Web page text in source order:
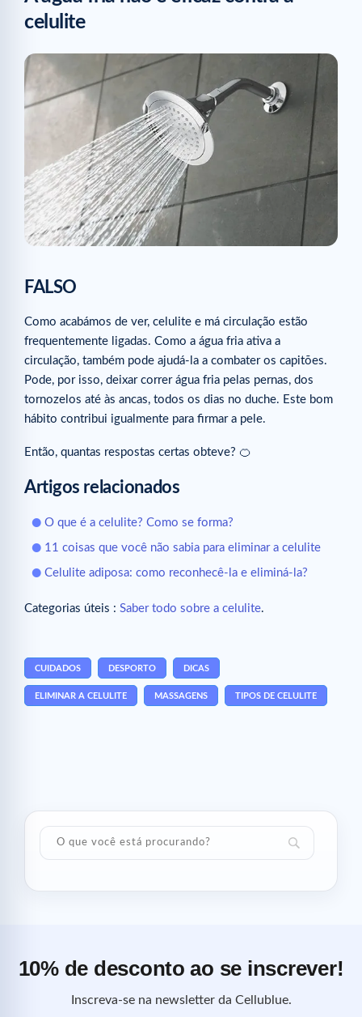
celulite
FALSO
Como acabámos de ver, celulite e má circulação estão
frequentemente ligadas. Como a água fria ativa a
circulação, também pode ajudá-la a combater os capitões.
Pode, por isso, deixar correr água fria pelas pernas, dos
tornozelos até às ancas, todos os dias no duche. Este bom
hábito contribui igualmente para firmar a pele.
Então, quantas respostas certas obteve? 🍊
Artigos relacionados
O que é a celulite? Como se forma?
11 coisas que você não sabia para eliminar a celulite
Celulite adiposa: como reconhecê-la e eliminá-la?
Categorias úteis : Saber todo sobre a celulite.
CUIDADOS DESPORTO DICAS
ELIMINAR A CELULITE MASSAGENS TIPOS DE CELULITE
10% de desconto ao se inscrever!
Inscreva-se na newsletter da Cellublue.